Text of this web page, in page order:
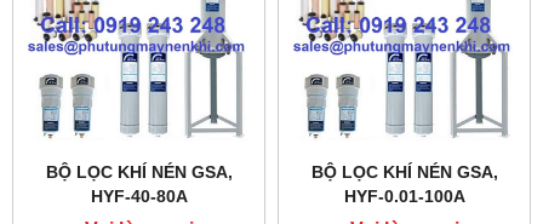
BỘ LỌC KHÍ NÉN GSA,
HYF-40-80A
BỘ LỌC KHÍ NÉN GSA,
HYF-0.01-100A